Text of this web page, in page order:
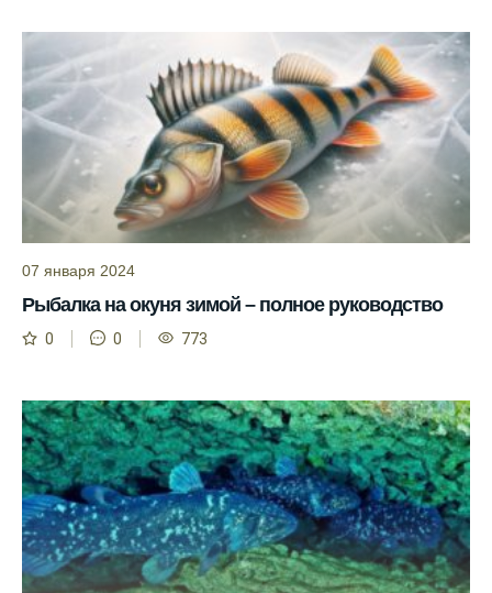
Прогноз клева учитывает разные факторы,
и это делает его надежным.
Я всегда учитываю фазы луны и погодные
условия при выборе дня для рыбалки.
Прогноз клева учитывает фазы луны и
изменения температуры воды для более
точных результатов.
Благодаря точному прогнозу, я смог
успешно ловить рыбу в Московской
области.
Ожидается хороший улов в январе, с
учетом прогноза клева.
Сезонная таблица активности рыбы
помогает планировать рыбалку в разные
месяцы.
07 января 2024
Рыбалка на окуня зимой – полное руководство
0 0 773